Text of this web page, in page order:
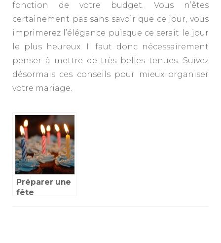
fonction de votre budget. Vous n’êtes
certainement pas sans savoir que ce jour, vous
imprimerez l’élégance puisque ce serait le jour
le plus heureux. Il faut donc nécessairement
penser à mettre de très belles tenues. Suivez
désormais ces conseils pour mieux organiser
votre mariage.
Préparer une
fête